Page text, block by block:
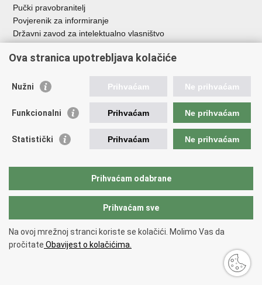
Pučki pravobranitelj
Povjerenik za informiranje
Državni zavod za intelektualno vlasništvo
HAKOM
Ostale poveznice
Hrvatski audiovizualni centar
Creative Europe
EU National Institutes for Culture
Međunarodni centar za podvodnu arheologiju u Zadru (MCPA)
Copyright © 2026 Ministarstvo kulture i medija.
pristupačnosti.
Ova stranica upotrebljava kolačiće
Nužni Prihvaćam Ne prihvaćam
Funkcionalni Prihvaćam Ne prihvaćam
Statistički Prihvaćam Ne prihvaćam
Prihvaćam odabrane
Prihvaćam sve
Na ovoj mrežnoj stranci koriste se kolačići. Molimo Vas da
pročitate Obavijest o kolačićima.